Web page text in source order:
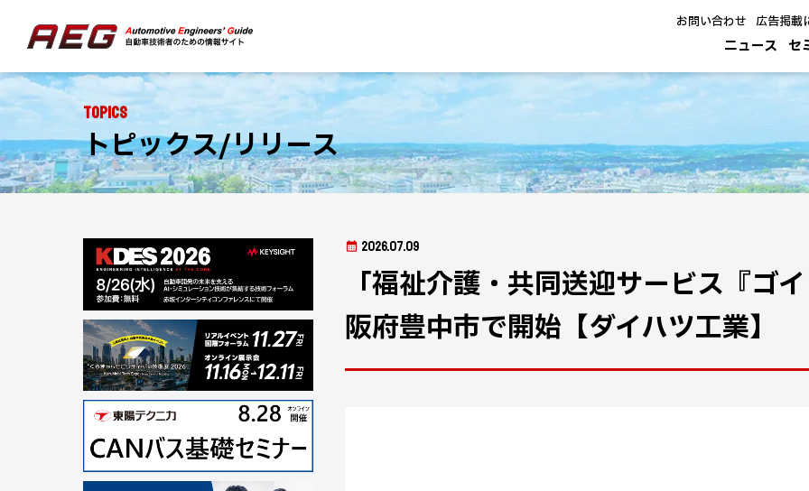
ニュース セ
お問い合わせ 広告掲載
Topics
トピックス/リリース
2026.07.09
「福祉介護・共同送迎サービス『ゴ
阪府豊中市で開始【ダイハツ工業】